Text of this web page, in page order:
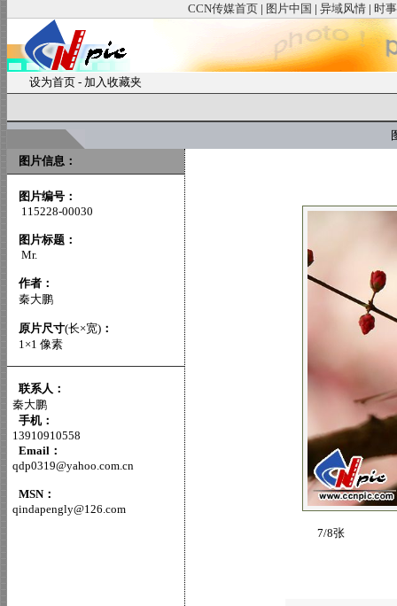
CCN传媒首页 | 图片中国 | 异域风情 | 时
设为首页 - 加入收藏夹
图片信息：
图片编号：
115228-00030
图片标题：
Mr.
作者：
秦大鹏
原片尺寸(长×宽) ：
1×1 像素
联系人：
秦大鹏
手机：
13910910558
Email：
qdp0319@yahoo.com.cn
MSN：
qindapengly@126.com
7/8张